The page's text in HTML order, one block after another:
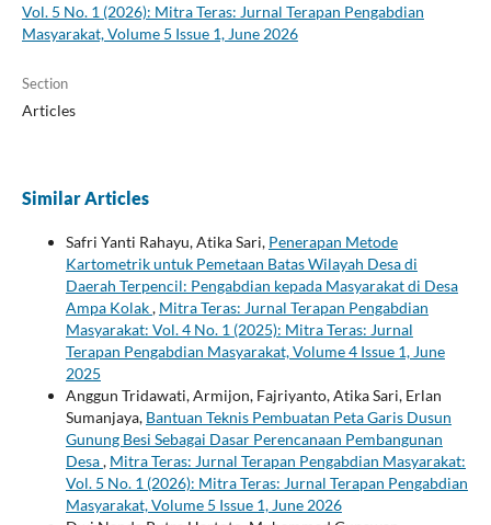
Vol. 5 No. 1 (2026): Mitra Teras: Jurnal Terapan Pengabdian
Masyarakat, Volume 5 Issue 1, June 2026
Section
Articles
Similar Articles
Safri Yanti Rahayu, Atika Sari, Penerapan Metode
Kartometrik untuk Pemetaan Batas Wilayah Desa di
Daerah Terpencil: Pengabdian kepada Masyarakat di Desa
Ampa Kolak, Mitra Teras: Jurnal Terapan Pengabdian
Masyarakat: Vol. 4 No. 1 (2025): Mitra Teras: Jurnal
Terapan Pengabdian Masyarakat, Volume 4 Issue 1, June
2025
Anggun Tridawati, Armijon, Fajriyanto, Atika Sari, Erlan
Sumanjaya, Bantuan Teknis Pembuatan Peta Garis Dusun
Gunung Besi Sebagai Dasar Perencanaan Pembangunan
Desa, Mitra Teras: Jurnal Terapan Pengabdian Masyarakat:
Vol. 5 No. 1 (2026): Mitra Teras: Jurnal Terapan Pengabdian
Masyarakat, Volume 5 Issue 1, June 2026